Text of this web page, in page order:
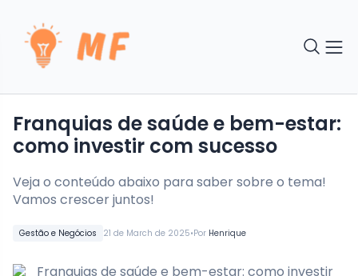
Gestão e Negócios 21 de March de 2025•Por Henrique
Franquias de saúde e bem-estar:
como investir com sucesso
Veja o conteúdo abaixo para saber sobre o tema!
Vamos crescer juntos!